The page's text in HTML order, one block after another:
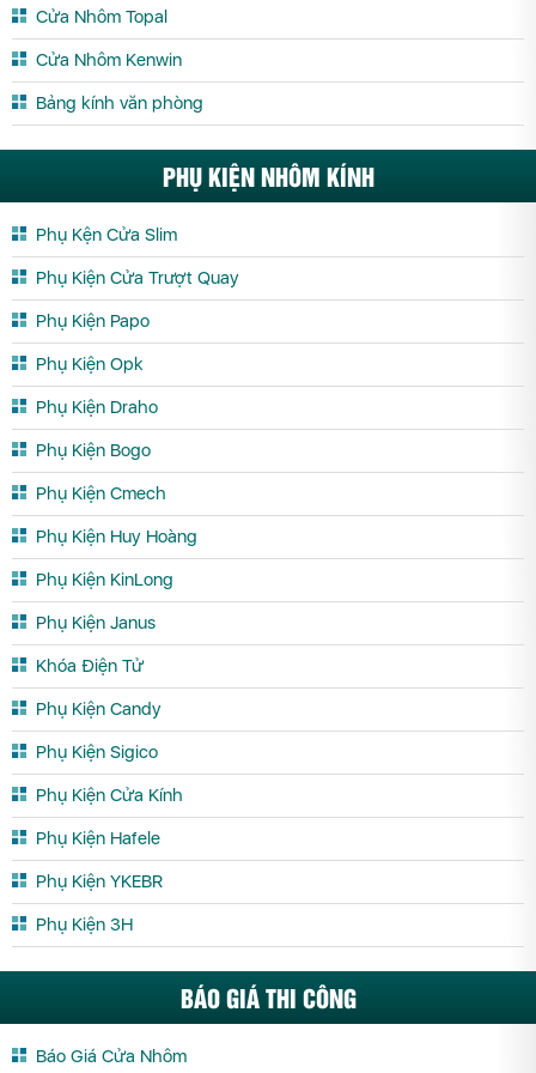
Cửa Kính Cường Lực Tuyên Quang
Cửa Kính Cường Lực Vĩnh Phúc
Cửa Nhôm Topal
Cửa Nhôm Kenwin
Bảng kính văn phòng
PHỤ KIỆN NHÔM KÍNH
Phụ Kện Cửa Slim
Phụ Kiện Cửa Trượt Quay
Phụ Kiện Papo
Phụ Kiện Opk
Phụ Kiện Draho
Phụ Kiện Bogo
Phụ Kiện Cmech
Phụ Kiện Huy Hoàng
Phụ Kiện KinLong
Phụ Kiện Janus
Khóa Điện Tử
Phụ Kiện Candy
Phụ Kiện Sigico
Phụ Kiện Cửa Kính
Phụ Kiện Hafele
Phụ Kiện YKEBR
Phụ Kiện 3H
BÁO GIÁ THI CÔNG
Báo Giá Cửa Nhôm